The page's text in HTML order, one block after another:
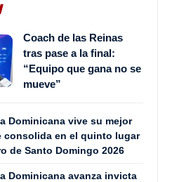
Coach de las Reinas
tras pase a la final:
“Equipo que gana no se
mueve”
Dominicana vive su mejor
consolida en el quinto lugar
de Santo Domingo 2026
Dominicana avanza invicta